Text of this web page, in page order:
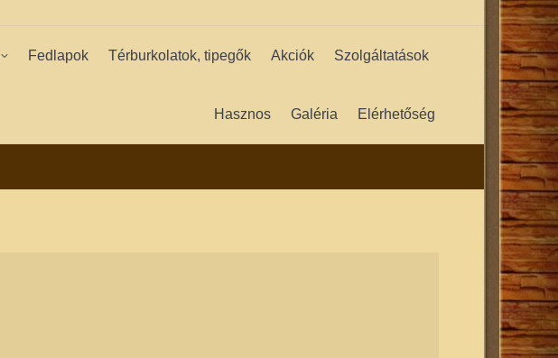
Fedlapok Térburkolatok, tipegők Akciók Szolgáltatások
Hasznos Galéria Elérhetőség